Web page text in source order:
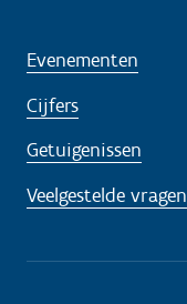
Evenementen
Cijfers
Getuigenissen
Veelgestelde vragen